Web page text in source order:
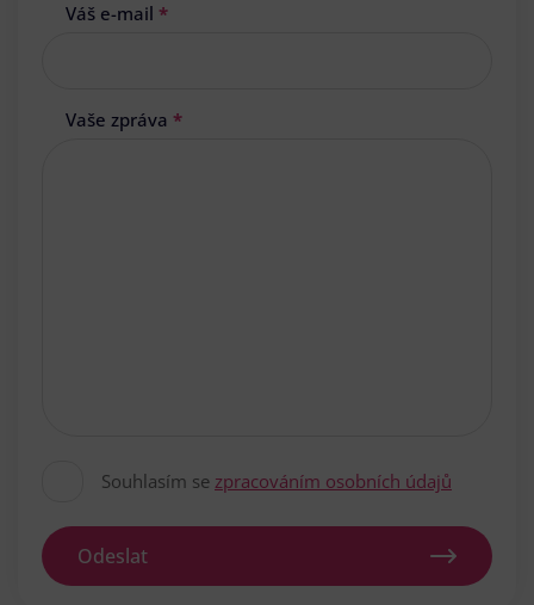
Váš e-mail *
Vaše zpráva *
Souhlasím se zpracováním osobních údajů
Odeslat